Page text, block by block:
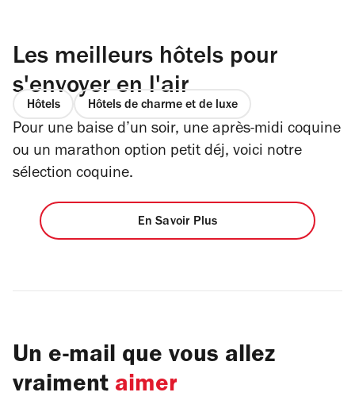
Les meilleurs hôtels pour
s'envoyer en l'air
Hôtels Hôtels de charme et de luxe
Pour une baise d’un soir, une après-midi coquine
ou un marathon option petit déj, voici notre
sélection coquine.
En Savoir Plus
Un e-mail que vous allez
vraiment aimer